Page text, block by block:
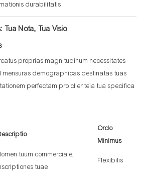
durabilitatis
Tua Nota, Tua Visio
proprias magnitudinum necessitates
demographicas destinatas tuas
perfectam pro clientela tua specifica
Ordo
Minimus
tuum commerciale,
tuae
Flexibilis